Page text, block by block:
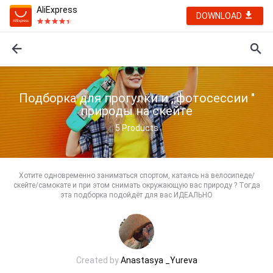
AliExpress
DOWNLOAD
Подборка для прогулки и ,,фотосессии "
природы на скейте
5Products
Хотите одновременно заниматься спортом, катаясь на велосипеде/
скейте/самокате и при этом снимать окружающую вас природу ? Тогда
эта подборка подойдёт для вас ИДЕАЛЬНО
Created byAnastasya _Yureva